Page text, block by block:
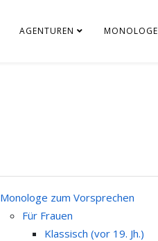
AGENTUREN MONOLOGE
Monologe zum Vorsprechen
Für Frauen
Klassisch (vor 19. Jh.)